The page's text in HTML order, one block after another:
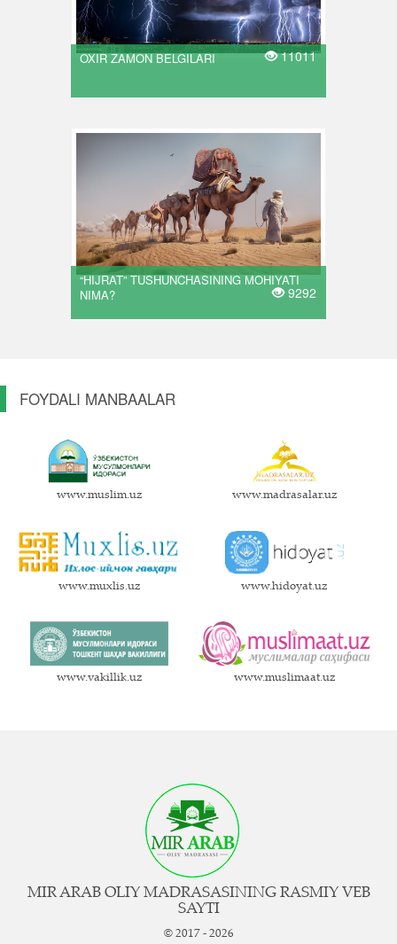
OXIR ZAMON BELGILARI 11011
“HIJRAT” TUSHUNCHASINING MOHIYATI
NIMA?
9292
FOYDALI MANBAALAR
www.muslim.uz www.madrasalar.uz
www.muxlis.uz www.hidoyat.uz
www.vakillik.uz www.muslimaat.uz
MIR ARAB OLIY MADRASASINING RASMIY VEB
SAYTI
© 2017 - 2026